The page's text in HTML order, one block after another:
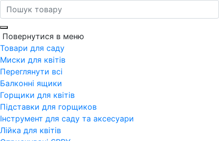
Повернутися в меню
Товари для саду
Миски для квітів
Переглянути всi
Балконні ящики
Горщики для квітів
Підставки для горщиков
Інструмент для саду та аксесуари
Лійка для квітів